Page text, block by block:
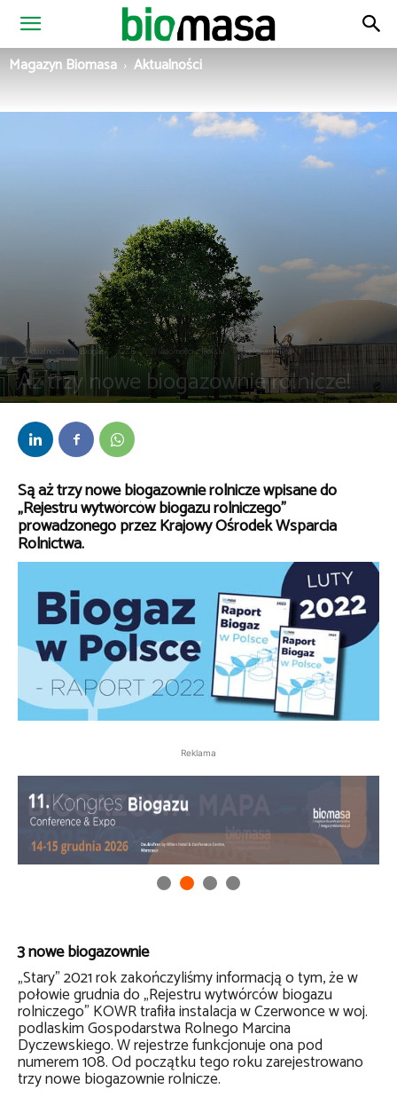
Magazyn
Magazyn Biomasa Aktualności
Aktualności Biogaz OZE Wiadomości z Polski Zielona gmina
Aż trzy nowe biogazownie rolnicze!
Są aż trzy nowe biogazownie rolnicze wpisane do
„Rejestru wytwórców biogazu rolniczego”
prowadzonego przez Krajowy Ośrodek Wsparcia
Rolnictwa.
Reklama
3 nowe biogazownie
„Stary” 2021 rok zakończyliśmy informacją o tym, że w
połowie grudnia do „Rejestru wytwórców biogazu
rolniczego” KOWR trafiła instalacja w Czerwonce w woj.
podlaskimGospodarstwa Rolnego Marcina
Dyczewskiego. W rejestrze funkcjonuje ona pod
numerem 108. Od początku tego roku zarejestrowano
trzy nowe biogazownie rolnicze.